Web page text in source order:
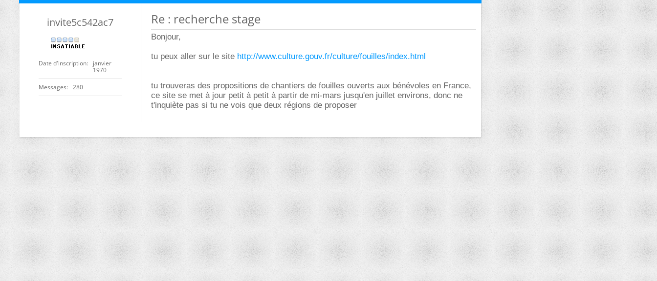
invite5c542ac7
Date d'inscription
janvier
1970
Messages 280
Re : recherche stage
Bonjour,
tu peux aller sur le site http://www.culture.gouv.fr/culture/fouilles/index.html
tu trouveras des propositions de chantiers de fouilles ouverts aux bénévoles en France,
ce site se met à jour petit à petit à partir de mi-mars jusqu'en juillet environs, donc ne
t'inquiète pas si tu ne vois que deux régions de proposer